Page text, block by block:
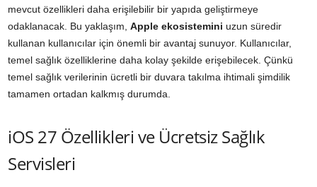
mevcut özellikleri daha erişilebilir bir yapıda geliştirmeye
odaklanacak. Bu yaklaşım, Apple ekosistemini uzun süredir
kullanan kullanıcılar için önemli bir avantaj sunuyor. Kullanıcılar,
temel sağlık özelliklerine daha kolay şekilde erişebilecek. Çünkü
temel sağlık verilerinin ücretli bir duvara takılma ihtimali şimdilik
tamamen ortadan kalkmış durumda.
iOS 27 Özellikleri ve Ücretsiz Sağlık
Servisleri